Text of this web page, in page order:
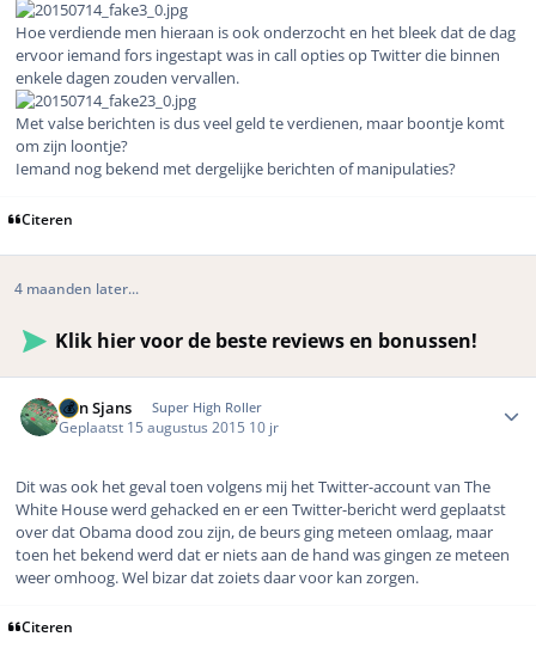
Hoe verdiende men hieraan is ook onderzocht en het bleek dat de dag
ervoor iemand fors ingestapt was in call opties op Twitter die binnen
enkele dagen zouden vervallen.
Met valse berichten is dus veel geld te verdienen, maar boontje komt
om zijn loontje?
Iemand nog bekend met dergelijke berichten of manipulaties?
Citeren
4 maanden later...
Klik hier voor de beste reviews en bonussen!
Bon Sjans Super High Roller
Geplaatst 15 augustus 2015 10 jr
Dit was ook het geval toen volgens mij het Twitter-account van The
White House werd gehacked en er een Twitter-bericht werd geplaatst
over dat Obama dood zou zijn, de beurs ging meteen omlaag, maar
toen het bekend werd dat er niets aan de hand was gingen ze meteen
weer omhoog. Wel bizar dat zoiets daar voor kan zorgen.
Citeren